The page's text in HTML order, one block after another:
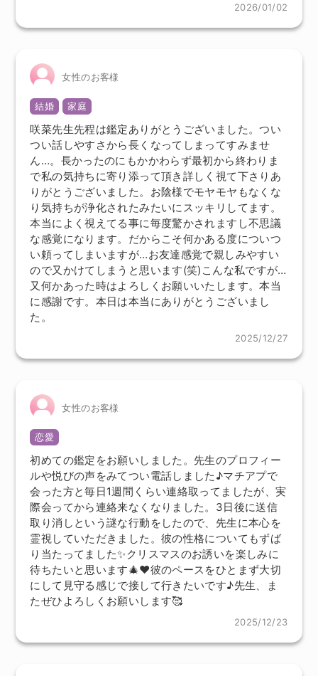
2026/01/02
女性のお客様
結婚 家庭
咲菜先生先程は鑑定ありがとうございました。つい
つい話しやすさから長くなってしまってすみませ
ん…。長かったのにもかかわらず最初から終わりま
で私の気持ちに寄り添って頂き詳しく視て下さりあ
りがとうございました。お陰様でモヤモヤもなくな
り気持ちが浄化されたみたいにスッキリしてます。
本当によく視えてる事に毎度驚かされますし不思議
な感覚になります。だからこそ何かある度についつ
い頼ってしまいますが…お友達感覚で親しみやすい
ので又かけてしまうと思います(笑)こんな私ですが…
又何かあった時はよろしくお願いいたします。本当
に感謝です。本日は本当にありがとうございまし
た。
2025/12/27
女性のお客様
恋愛
初めての鑑定をお願いしました。先生のプロフィー
ルや悦びの声をみてつい電話しました♪マチアプで
会った方と毎日1週間くらい連絡取ってましたが、実
際会ってから連絡来なくなりました。3日後に送信
取り消しという謎な行動をしたので、先生に本心を
霊視していただきました。彼の性格についてもずば
り当たってました✨クリスマスのお誘いを楽しみに
待ちたいと思います🎄❤︎彼のペースをひとまず大切
にして見守る感じで接して行きたいです♪先生、ま
たぜひよろしくお願いします🥰
2025/12/23